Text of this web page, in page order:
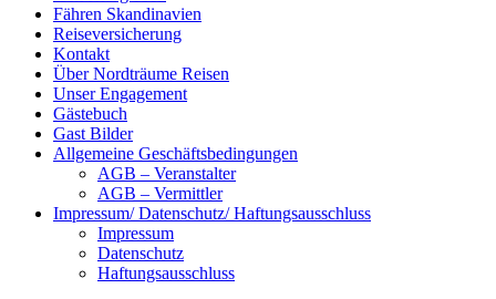
Fähren Skandinavien
Reiseversicherung
Kontakt
Über Nordträume Reisen
Unser Engagement
Gästebuch
Gast Bilder
Allgemeine Geschäftsbedingungen
AGB – Veranstalter
AGB – Vermittler
Impressum/ Datenschutz/ Haftungsausschluss
Impressum
Datenschutz
Haftungsausschluss